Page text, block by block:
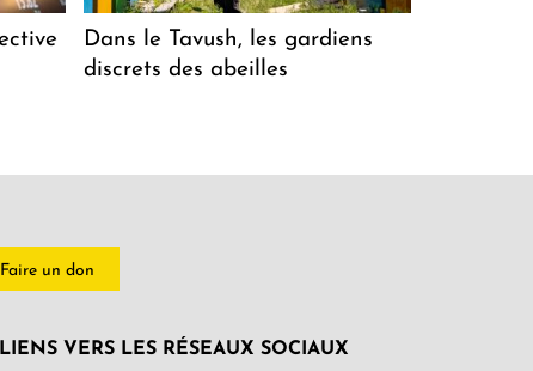
Dans le Tavush, les gardiens
discrets des abeilles
Faire un don
LIENS VERS LES RÉSEAUX SOCIAUX